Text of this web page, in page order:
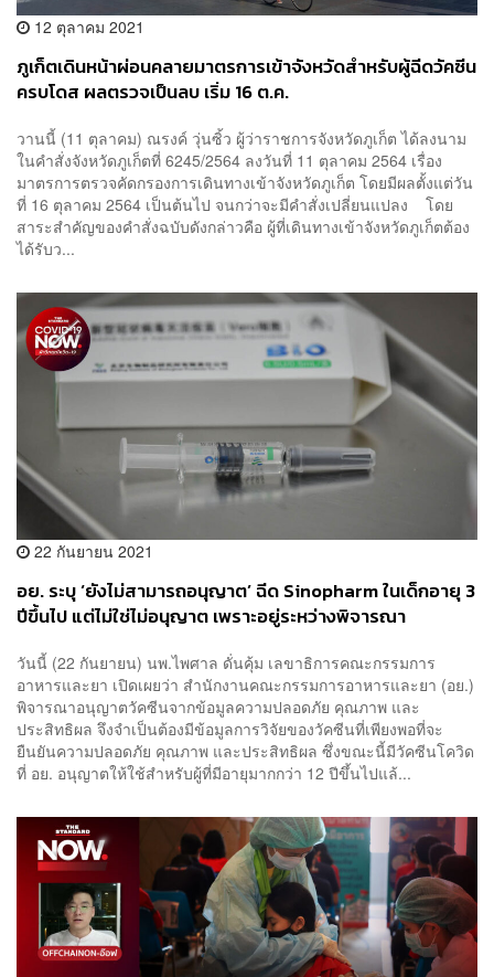
12 ตุลาคม 2021
ภูเก็ตเดินหน้าผ่อนคลายมาตรการเข้าจังหวัดสำหรับผู้ฉีดวัคซีน
ครบโดส ผลตรวจเป็นลบ เริ่ม 16 ต.ค.
วานนี้ (11 ตุลาคม) ณรงค์ วุ่นซิ้ว ผู้ว่าราชการจังหวัดภูเก็ต ได้ลงนาม
ในคำสั่งจังหวัดภูเก็ตที่ 6245/2564 ลงวันที่ 11 ตุลาคม 2564 เรื่อง
มาตรการตรวจคัดกรองการเดินทางเข้าจังหวัดภูเก็ต โดยมีผลตั้งแต่วัน
ที่ 16 ตุลาคม 2564 เป็นต้นไป จนกว่าจะมีคำสั่งเปลี่ยนแปลง โดย
สาระสำคัญของคำสั่งฉบับดังกล่าวคือ ผู้ที่เดินทางเข้าจังหวัดภูเก็ตต้อง
ได้รับว...
22 กันยายน 2021
อย. ระบุ ‘ยังไม่สามารถอนุญาต’ ฉีด Sinopharm ในเด็กอายุ 3
ปีขึ้นไป แต่ไม่ใช่ไม่อนุญาต เพราะอยู่ระหว่างพิจารณา
วันนี้ (22 กันยายน) นพ.ไพศาล ดั่นคุ้ม เลขาธิการคณะกรรมการ
อาหารและยา เปิดเผยว่า สำนักงานคณะกรรมการอาหารและยา (อย.)
พิจารณาอนุญาตวัคซีนจากข้อมูลความปลอดภัย คุณภาพ และ
ประสิทธิผล จึงจำเป็นต้องมีข้อมูลการวิจัยของวัคซีนที่เพียงพอที่จะ
ยืนยันความปลอดภัย คุณภาพ และประสิทธิผล ซึ่งขณะนี้มีวัคซีนโควิด
ที่ อย. อนุญาตให้ใช้สำหรับผู้ที่มีอายุมากกว่า 12 ปีขึ้นไปแล้...